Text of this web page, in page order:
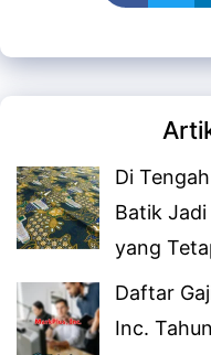
Di
Batik
yang
Daftar
Inc.